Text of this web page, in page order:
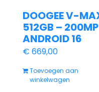
DOOGEE V-
512GB –
ANDROID 16
€ 669,00
Toevoegen aan
winkelwagen